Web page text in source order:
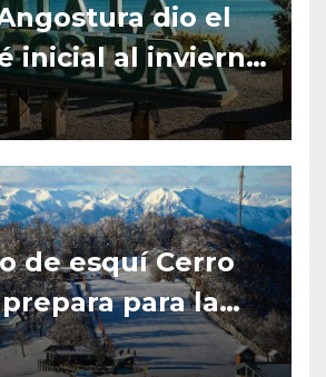
dio el
inicial al invierno
y se prepara
de
turística
de esquí Cerro
para la
de invierno.